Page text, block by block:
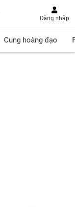
Đăng nhập
Cung hoàng đạo